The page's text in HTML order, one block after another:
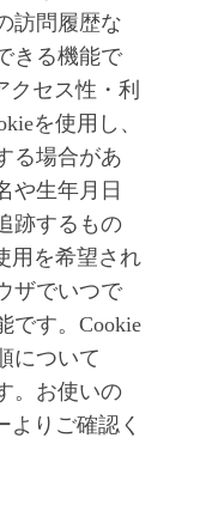
訪問履歴な
きる機能で
クセス性・利
を使用し、
る場合があ
や生年月日
跡するもの
用を希望され
ザでいつで
です。Cookie
について
。お使いの
よりご確認く